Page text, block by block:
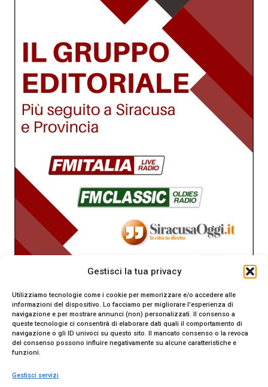
Gestisci la tua privacy
Utilizziamo tecnologie come i cookie per memorizzare e/o accedere alle
informazioni del dispositivo. Lo facciamo per migliorare l'esperienza di
navigazione e per mostrare annunci (non) personalizzati. Il consenso a
queste tecnologie ci consentirà di elaborare dati quali il comportamento di
navigazione o gli ID univoci su questo sito. Il mancato consenso o la revoca
del consenso possono influire negativamente su alcune caratteristiche e
funzioni.
Gestisci servizi